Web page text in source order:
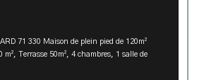
71 330 Maison de plein pied de 120m²
Terrasse 50m², 4 chambres, 1 salle de